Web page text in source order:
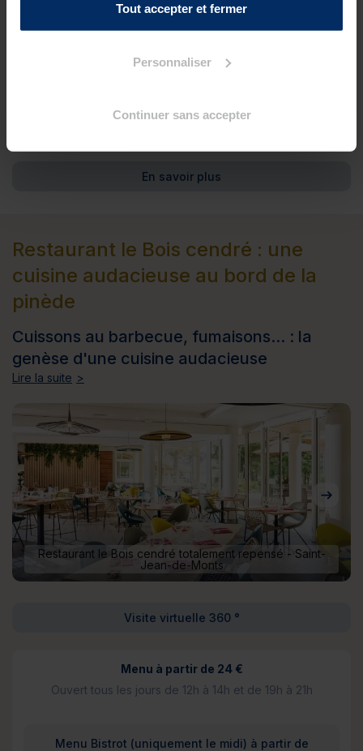
Tout accepter et fermer
Personnaliser
Continuer sans accepter
Salon Appartement - Résidence Valdys - les Pins
En savoir plus
Restaurant le Bois cendré : une
cuisine audacieuse au bord de la
pinède
Cuissons au barbecue, fumaisons... : la
genèse d'une cuisine audacieuse
Lire la suite
Restaurant le Bois cendré totalement repensé - Saint-
Jean-de-Monts
Visite virtuelle 360 °
Menu à partir de 24 €
Ouvert tous les jours de 12h à 14h et de 19h à 21h
Menu Bistrot (uniquement le midi) à partir de